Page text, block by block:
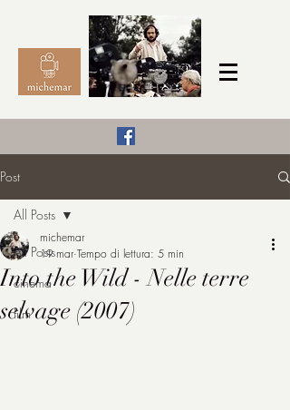
michemar
Post
All Posts
cinema
film
All Posts
Into the Wild - Nelle terre
selvage (2007)
michemar
19 mar Tempo di lettura: 5 min